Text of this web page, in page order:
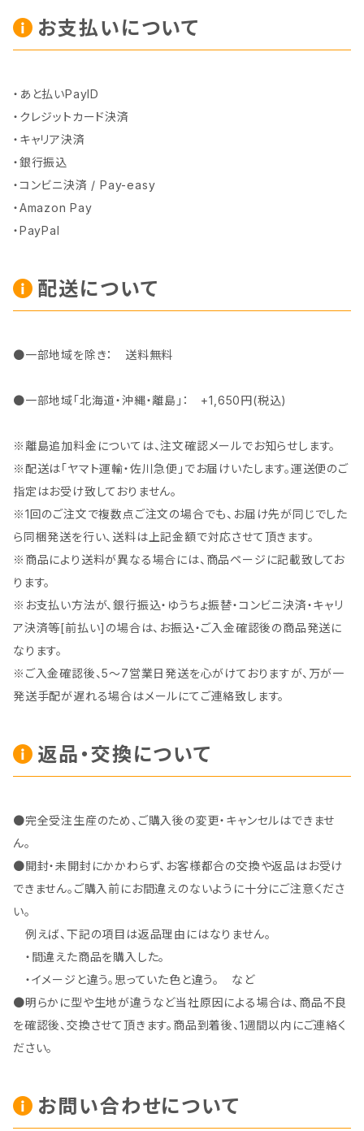
お支払いについて
・あと払いPayID
・クレジットカード決済
・キャリア決済
・銀行振込
・コンビニ決済 / Pay-easy
・Amazon Pay
・PayPal
配送について
●一部地域を除き： 送料無料
●一部地域「北海道・沖縄・離島」： +1,650円(税込)
※離島追加料金については、注文確認メールでお知らせします。
※配送は「ヤマト運輸・佐川急便」でお届けいたします。運送便のご
指定はお受け致しておりません。
※1回のご注文で複数点ご注文の場合でも、お届け先が同じでした
ら同梱発送を行い、送料は上記金額で対応させて頂きます。
※商品により送料が異なる場合には、商品ページに記載致してお
ります。
※お支払い方法が、銀行振込・ゆうちょ振替・コンビニ決済・キャリ
ア決済等[前払い]の場合は、お振込・ご入金確認後の商品発送に
なります。
※ご入金確認後、5～7営業日発送を心がけておりますが、万が一
発送手配が遅れる場合はメールにてご連絡致します。
返品・交換について
●完全受注生産のため、ご購入後の変更・キャンセルはできませ
ん。
●開封・未開封にかかわらず、お客様都合の交換や返品はお受け
できません。ご購入前にお間違えのないように十分にご注意くださ
い。
例えば、下記の項目は返品理由にはなりません。
・間違えた商品を購入した。
・イメージと違う。思っていた色と違う。 など
●明らかに型や生地が違うなど当社原因による場合は、商品不良
を確認後、交換させて頂きます。商品到着後、1週間以内にご連絡く
ださい。
お問い合わせについて